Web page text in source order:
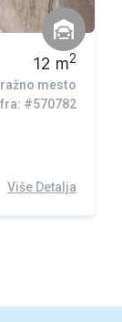
12 m2
mesto
#570782
Više Detalja